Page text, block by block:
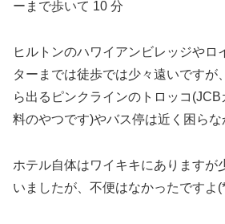
ーまで歩いて 10 分
ヒルトンのハワイアンビレッジやロ
ターまでは徒歩では少々遠いですが
ら出るピンクラインのトロッコ
料のやつです)やバス停は近く困らな
ホテル自体はワイキキにありますが
いましたが、不便はなかったですよ